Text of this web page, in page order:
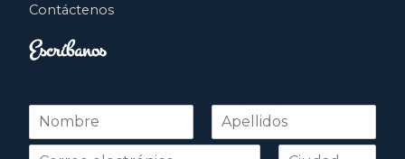
Contáctenos
Escríbanos
N
m
Nombre Apellidos